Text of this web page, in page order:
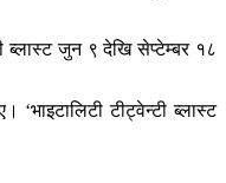
ब्लास्ट जुन ९ देखि सेप्टेम्बर १८
टीट्वेन्टी ब्लास्ट